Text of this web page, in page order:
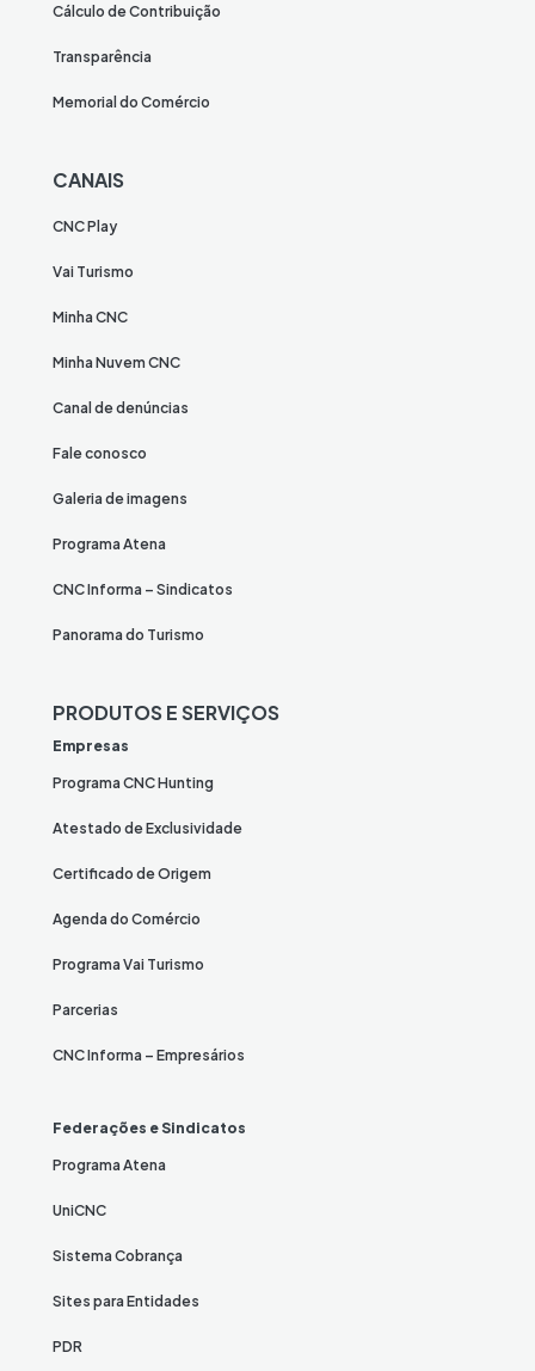
Cálculo de Contribuição
Transparência
Memorial do Comércio
CANAIS
CNC Play
Vai Turismo
Minha CNC
Minha Nuvem CNC
Canal de denúncias
Fale conosco
Galeria de imagens
Programa Atena
CNC Informa – Sindicatos
Panorama do Turismo
PRODUTOS E SERVIÇOS
Empresas
Programa CNC Hunting
Atestado de Exclusividade
Certificado de Origem
Agenda do Comércio
Programa Vai Turismo
Parcerias
CNC Informa – Empresários
Federações e Sindicatos
Programa Atena
UniCNC
Sistema Cobrança
Sites para Entidades
PDR